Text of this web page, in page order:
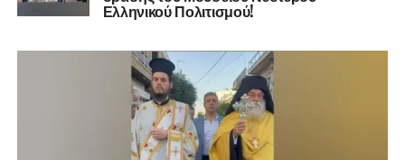
Ελληνικού Πολιτισμού!